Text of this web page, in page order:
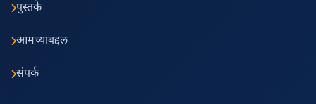
पुस्तके
आमच्याबद्दल
संपर्क